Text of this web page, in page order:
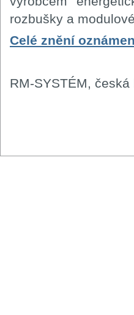
rozbušky a
Celé znění
RM-SYSTÉM,